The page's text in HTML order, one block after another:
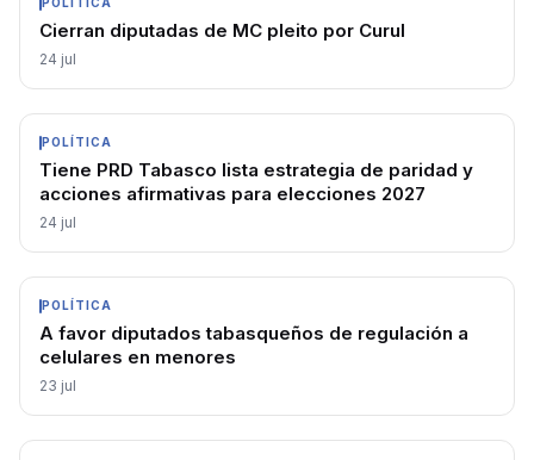
Cierran diputadas de MC pleito por Curul
24 jul
POLÍTICA
Tiene PRD Tabasco lista estrategia de paridad y
acciones afirmativas para elecciones 2027
24 jul
POLÍTICA
A favor diputados tabasqueños de regulación a
celulares en menores
23 jul